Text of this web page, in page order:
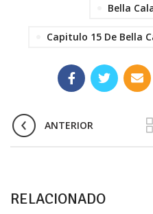
Bella
Capitulo 15 De Bella
ANTERIOR
RELACIONADO